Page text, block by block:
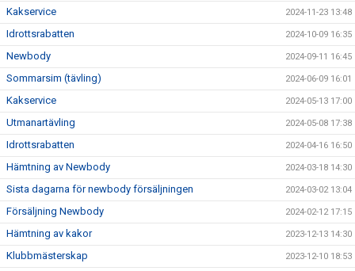
Kakservice 2024-11-23 13:48
Idrottsrabatten 2024-10-09 16:35
Newbody 2024-09-11 16:45
Sommarsim (tävling) 2024-06-09 16:01
Kakservice 2024-05-13 17:00
Utmanartävling 2024-05-08 17:38
Idrottsrabatten 2024-04-16 16:50
Hämtning av Newbody 2024-03-18 14:30
Sista dagarna för newbody försäljningen 2024-03-02 13:04
Försäljning Newbody 2024-02-12 17:15
Hämtning av kakor 2023-12-13 14:30
Klubbmästerskap 2023-12-10 18:53